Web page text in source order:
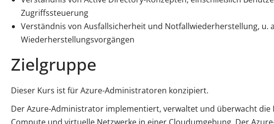
Zugriffssteuerung
Verständnis von Ausfallsicherheit und Notfallwiederherstellung, u.
Wiederherstellungsvorgängen
Zielgruppe
Dieser Kurs ist für Azure-Administratoren konzipiert.
Der Azure-Administrator implementiert, verwaltet und überwacht die